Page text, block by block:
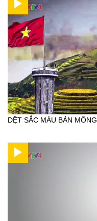
DỆT SẮC MÀU BẢN MÔNG